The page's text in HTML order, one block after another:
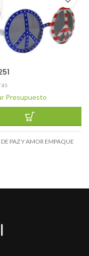
Presupuesto
DE PAZ Y AMOR EMPAQUE